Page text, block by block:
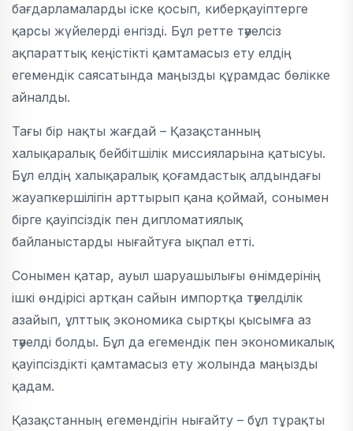
бағдарламаларды іске қосып, киберқауіптерге
қарсы жүйелерді енгізді. Бұл ретте тәуелсіз
ақпараттық кеңістікті қамтамасыз ету елдің
егемендік саясатында маңызды құрамдас бөлікке
айналды.
Тағы бір нақты жағдай – Қазақстанның
халықаралық бейбітшілік миссияларына қатысуы.
Бұл елдің халықаралық қоғамдастық алдындағы
жауапкершілігін арттырып қана қоймай, сонымен
бірге қауіпсіздік пен дипломатиялық
байланыстарды нығайтуға ықпал етті.
Сонымен қатар, ауыл шаруашылығы өнімдерінің
ішкі өндірісі артқан сайын импортқа тәуелділік
азайып, ұлттық экономика сыртқы қысымға аз
тәуелді болды. Бұл да егемендік пен экономикалық
қауіпсіздікті қамтамасыз ету жолында маңызды
қадам.
Қазақстанның егемендігін нығайту – бұл тұрақты